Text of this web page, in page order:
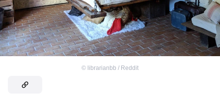
© librarianbb / Reddit